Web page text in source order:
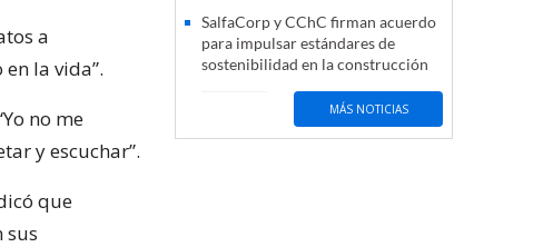
a
la vida”.
no me
y escuchar”.
que
sus
SalfaCorp y CChC firman acuerdo
para impulsar estándares de
sostenibilidad en la construcción
MÁS NOTICIAS